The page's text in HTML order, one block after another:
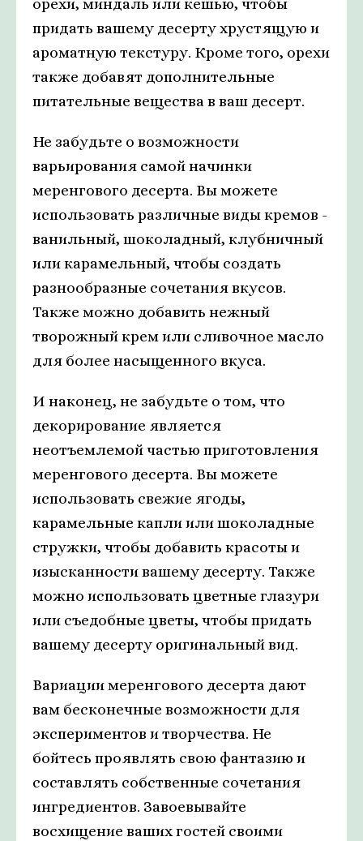
орехи, миндаль или кешью, чтобы
придать вашему десерту хрустящую и
ароматную текстуру. Кроме того, орехи
также добавят дополнительные
питательные вещества в ваш десерт.
Не забудьте о возможности
варьирования самой начинки
меренгового десерта. Вы можете
использовать различные виды кремов -
ванильный, шоколадный, клубничный
или карамельный, чтобы создать
разнообразные сочетания вкусов.
Также можно добавить нежный
творожный крем или сливочное масло
для более насыщенного вкуса.
И наконец, не забудьте о том, что
декорирование является
неотъемлемой частью приготовления
меренгового десерта. Вы можете
использовать свежие ягоды,
карамельные капли или шоколадные
стружки, чтобы добавить красоты и
изысканности вашему десерту. Также
можно использовать цветные глазури
или съедобные цветы, чтобы придать
вашему десерту оригинальный вид.
Вариации меренгового десерта дают
вам бесконечные возможности для
экспериментов и творчества. Не
бойтесь проявлять свою фантазию и
составлять собственные сочетания
ингредиентов. Завоевывайте
восхищение ваших гостей своими